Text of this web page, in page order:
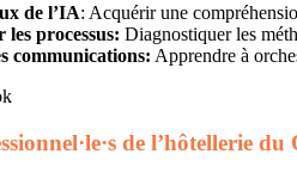
de l’IA: Acquérir une
processus: Diagnostiquer les
communications: Apprendre à
de l’hôtellerie